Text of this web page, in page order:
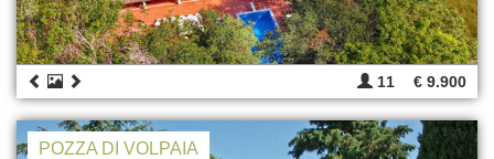
11 € 9.900
POZZA DI VOLPAIA